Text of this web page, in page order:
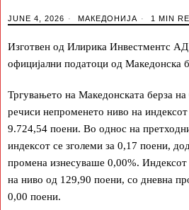
JUNE 4, 2026 МАКЕДОНИЈА 1 MIN
Изготвен од Илирика Инвестментс АД
официјални податоци од Македонска
Тргувањето на Македонската берза
речиси непроменето ниво на
9.724,54 поени. Во однос на
индексот се зголеми за 0,17 поени,
промена изнесуваше 0,00%.
на ниво од 129,90 поени, со дневна
0,00 поени.